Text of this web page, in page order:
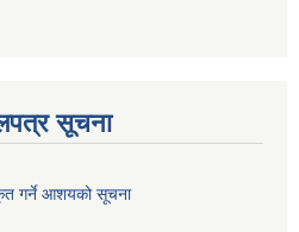
सूचना
गर्ने आशयको सूचना